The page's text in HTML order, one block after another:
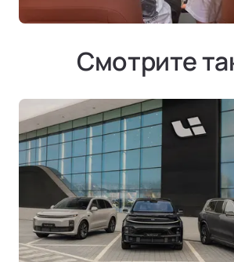
Смотрите